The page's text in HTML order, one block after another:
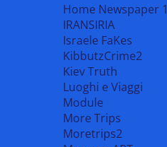
Home Newspaper 1
IRANSIRIA
Israele FaKes
KibbutzCrime2
Kiev Truth
Luoghi e Viaggi
Module
More Trips
Moretrips2